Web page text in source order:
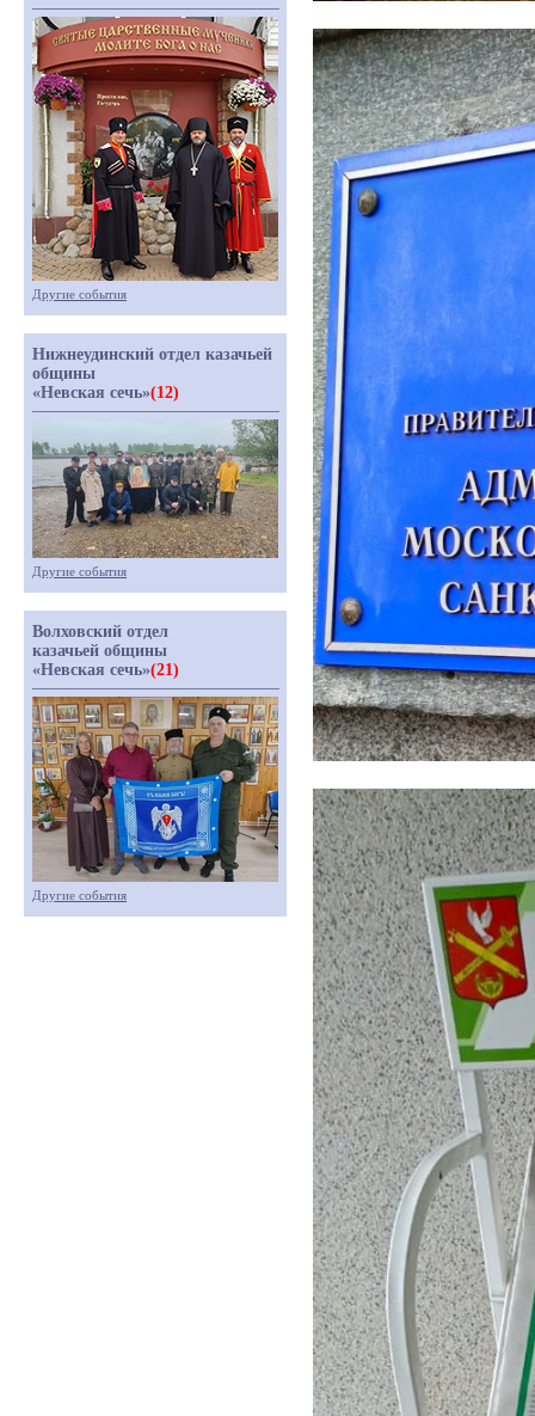
Другие события
Нижнеудинский отдел казачьей
общины
«Невская сечь»(12)
Другие события
Волховский отдел
казачьей общины
«Невская сечь»(21)
Другие события